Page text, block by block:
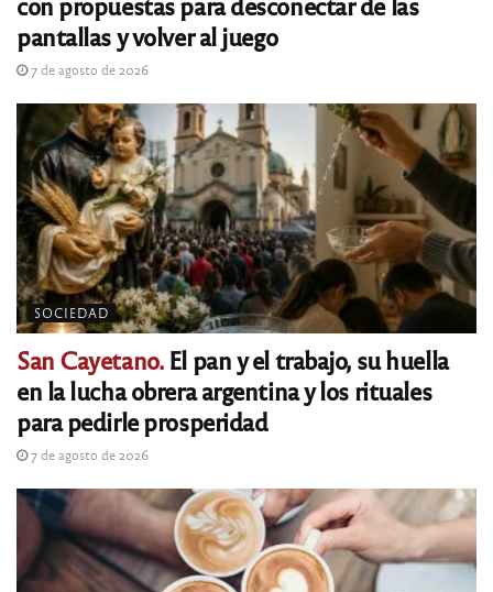
pantallas y volver al juego
7 de agosto de 2026
SOCIEDAD
San Cayetano.El pan y el trabajo, su huella
en la lucha obrera argentina y los rituales
para pedirle prosperidad
7 de agosto de 2026